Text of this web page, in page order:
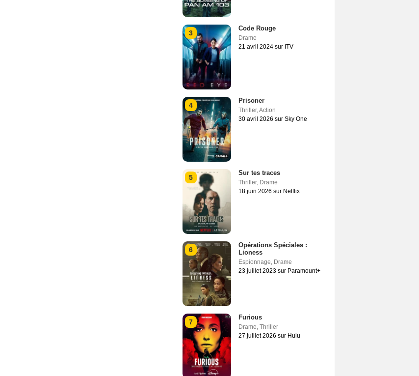
3
Code Rouge
Drame
21 avril 2024 sur ITV
4
Prisoner
Thriller,Action
30 avril 2026 sur Sky One
5
Sur tes traces
Thriller, Drame
18 juin 2026 sur Netflix
6
Opérations Spéciales :
Lioness
Espionnage, Drame
23 juillet 2023 sur Paramount+
7
Furious
Drame, Thriller
27 juillet 2026 sur Hulu